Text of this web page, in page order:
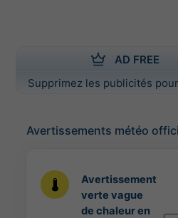
AD FREE
Supprimez les publicités
Avertissements météo
Avertissement
verte vague
de chaleur en